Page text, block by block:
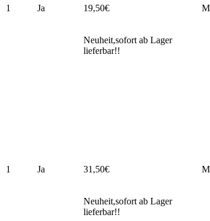
1 Ja 19,50€
Neuheit,sofort ab Lager
lieferbar!!
1 Ja 31,50€
Neuheit,sofort ab Lager
lieferbar!!